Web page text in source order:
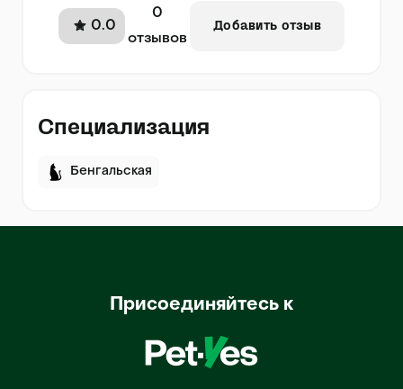
0.0
0
отзывов
Добавить отзыв
Специализация
Бенгальская
Присоединяйтесь к